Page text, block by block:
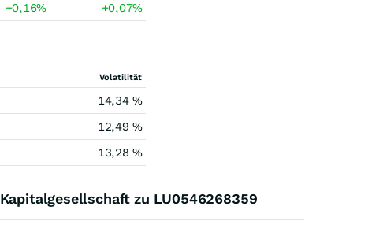
+0,16% +0,07%
Volatilität
14,34 %
12,49 %
13,28 %
Kapitalgesellschaft zu LU0546268359